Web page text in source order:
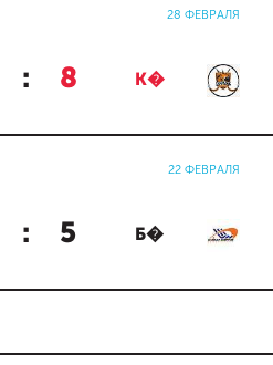
28 ФЕВРАЛЯ
: 8 К�
22 ФЕВРАЛЯ
: 5 Б�